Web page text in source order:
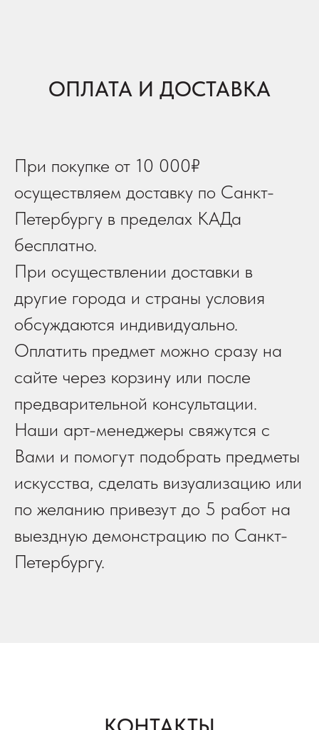
ОПЛАТА И ДОСТАВКА
При покупке от 10 000₽
осуществляем доставку по Санкт-
Петербургу в пределах КАДа
бесплатно.
При осуществлении доставки в
другие города и страны условия
обсуждаются индивидуально.
Оплатить предмет можно сразу на
сайте через корзину или после
предварительной консультации.
Наши арт-менеджеры свяжутся с
Вами и помогут подобрать предметы
искусства, сделать визуализацию или
по желанию привезут до 5 работ на
выездную демонстрацию по Санкт-
Петербургу.